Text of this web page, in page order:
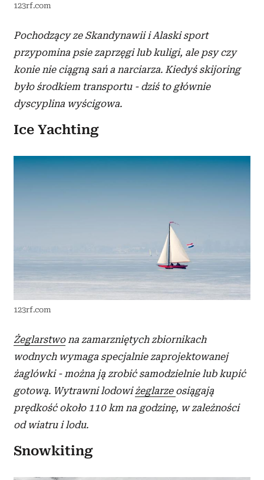
123rf.com
Pochodzący ze Skandynawii i Alaski sport
przypomina psie zaprzęgi lub kuligi, ale psy czy
konie nie ciągną sań a narciarza. Kiedyś skijoring
było środkiem transportu - dziś to głównie
dyscyplina wyścigowa.
Ice Yachting
123rf.com
Żeglarstwona zamarzniętych zbiornikach
wodnych wymaga specjalnie zaprojektowanej
żaglówki - można ją zrobić samodzielnie lub kupić
gotową. Wytrawni lodowiżeglarze osiągają
prędkość około 110 km na godzinę, w zależności
od wiatru i lodu.
Snowkiting